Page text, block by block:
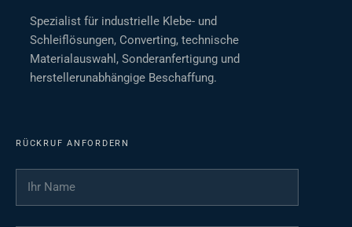
Spezialist für industrielle Klebe- und
Schleiflösungen, Converting, technische
Materialauswahl, Sonderanfertigung und
herstellerunabhängige Beschaffung.
RÜCKRUF ANFORDERN
Ihr Name